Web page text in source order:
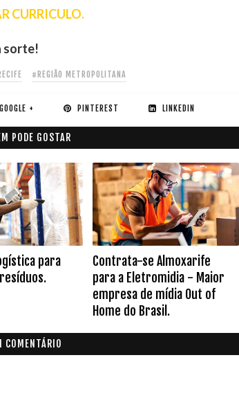
CURRICULO.
sorte!
#REGIÃO METROPOLITANA
GOOGLE + PINTEREST LINKEDIN
PODE GOSTAR
para
Contrata-se Almoxarife
para a Eletromidia - Maior
empresa de mídia Out of
Home do Brasil.
COMENTÁRIO